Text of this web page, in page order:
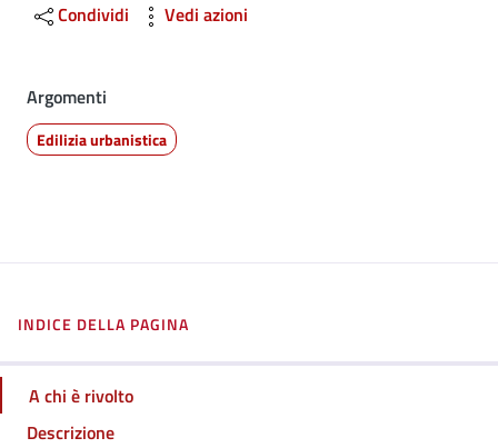
Condividi Vedi azioni
Argomenti
Edilizia urbanistica
INDICE DELLA PAGINA
A chi è rivolto
Descrizione